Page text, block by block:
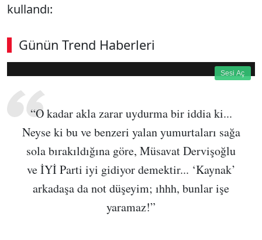
kullandı:
Günün Trend Haberleri
Aç
Sesi Aç
“O kadar akla zarar uydurma bir iddia ki...
Neyse ki bu ve benzeri yalan yumurtaları sağa
sola bırakıldığına göre, Müsavat Dervişoğlu
ve İYİ Parti iyi gidiyor demektir... ‘Kaynak’
arkadaşa da not düşeyim; ıhhh, bunlar işe
yaramaz!”